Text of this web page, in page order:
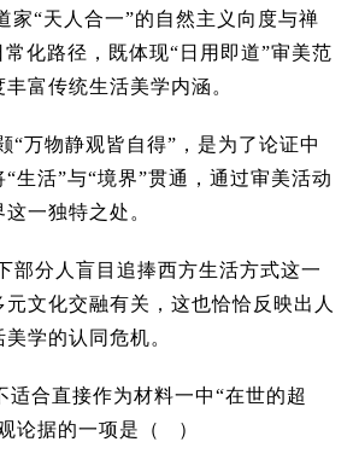
家“天人合一”的自然主义向度与禅
常化路径，既体现“日用即道”审美范
富传统生活美学内涵。
“万物静观皆自得”，是为了论证中
生活”与“境界”贯通，通过审美活动
一独特之处。
部分人盲目追捧西方生活方式这一
文化交融有关，这也恰恰反映出人
学的认同危机。
适合直接作为材料一中“在世的超
论据的一项是（ ）